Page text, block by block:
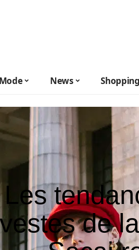
Mode News Shopping
Les
de